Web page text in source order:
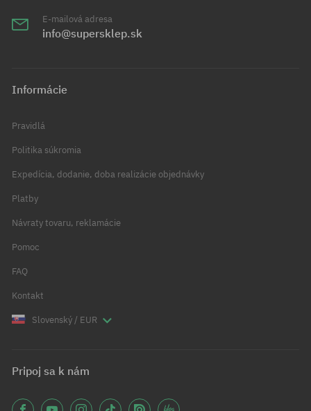
E-mailová adresa
info@supersklep.sk
Informácie
Pravidlá
Politika súkromia
Expedícia, dodanie, doba realizácie objednávky
Platby
Návraty tovaru, reklamácie
Pomoc
FAQ
Kontakt
Slovenský / EUR
Pripoj sa k nám